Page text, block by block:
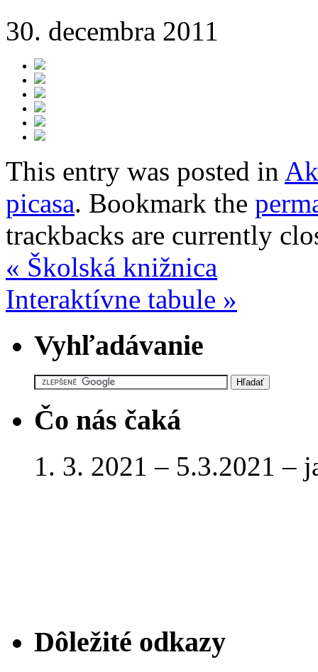
30. decembra 2011
This entry was posted in
picasa. Bookmark the
trackbacks are currently
« Školská knižnica
Interaktívne tabule »
Vyhľadávanie
Čo nás čaká
1. 3. 2021 – 5.3.2021 –
Dôležité odkazy